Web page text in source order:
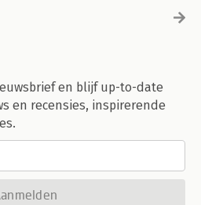
en blijf up-to-date
en recensies, inspirerende